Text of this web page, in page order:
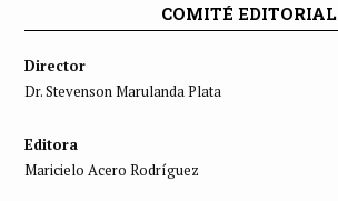
COMITÉ EDITORIAL
Director
Dr. Stevenson Marulanda Plata
Editora
Maricielo Acero Rodríguez